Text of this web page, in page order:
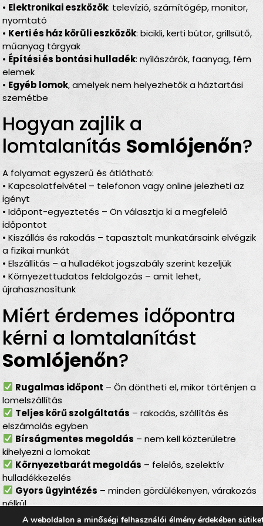
• Elektronikai eszközök: televízió, számítógép, monitor,
nyomtató
• Kerti és ház körüli eszközök: bicikli, kerti bútor, grillsütő,
műanyag tárgyak
• Építési és bontási hulladék: nyílászárók, faanyag, fém
elemek
• Egyéb lomok, amelyek nem helyezhetők a háztartási
szemétbe
Hogyan zajlik a
lomtalanítás Somlójenőn?
A folyamat egyszerű és átlátható:
• Kapcsolatfelvétel – telefonon vagy online jelezheti az
igényt
• Időpont-egyeztetés – Ön választja ki a megfelelő
időpontot
• Kiszállás és rakodás – tapasztalt munkatársaink elvégzik
a fizikai munkát
• Elszállítás – a hulladékot jogszabály szerint kezeljük
• Környezettudatos feldolgozás – amit lehet,
újrahasznosítunk
Miért érdemes időpontra
kérni a lomtalanítást
Somlójenőn?
Rugalmas időpont – Ön döntheti el, mikor történjen a
lomelszállítás
Teljes körű szolgáltatás – rakodás, szállítás és
elszámolás egyben
Bírságmentes megoldás – nem kell közterületre
kihelyezni a lomokat
Környezetbarát megoldás – felelős, szelektív
hulladékkezelés
Gyors ügyintézés – minden gördülékenyen, várakozás
nélkül
A weboldalon a minőségi felhasználói élmény érdekében